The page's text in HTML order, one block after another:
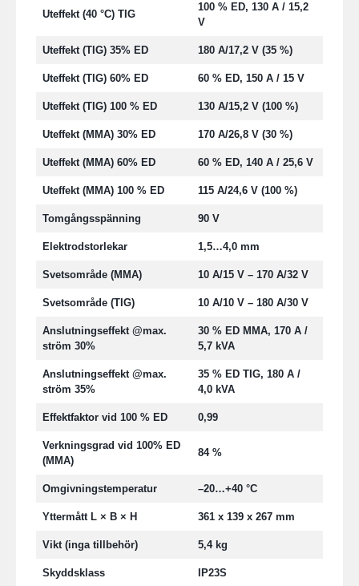
Uteffekt (40 °C) TIG
100 % ED, 130 A / 15,2
V
Uteffekt (TIG) 35% ED 180 A/17,2 V (35 %)
Uteffekt (TIG) 60% ED 60 % ED, 150 A / 15 V
Uteffekt (TIG) 100 % ED 130 A/15,2 V (100 %)
Uteffekt (MMA) 30% ED 170 A/26,8 V (30 %)
Uteffekt (MMA) 60% ED 60 % ED, 140 A / 25,6 V
Uteffekt (MMA) 100 % ED 115 A/24,6 V (100 %)
Tomgångsspänning 90 V
Elektrodstorlekar 1,5…4,0 mm
Svetsområde (MMA) 10 A/15 V – 170 A/32 V
Svetsområde (TIG) 10 A/10 V – 180 A/30 V
Anslutningseffekt @max.
ström 30%
30 % ED MMA, 170 A /
5,7 kVA
Anslutningseffekt @max.
ström 35%
35 % ED TIG, 180 A /
4,0 kVA
Effektfaktor vid 100 % ED 0,99
Verkningsgrad vid 100% ED
(MMA)
84 %
Omgivningstemperatur –20…+40 °C
Yttermått L × B × H 361 x 139 x 267 mm
Vikt (inga tillbehör) 5,4 kg
Skyddsklass IP23S